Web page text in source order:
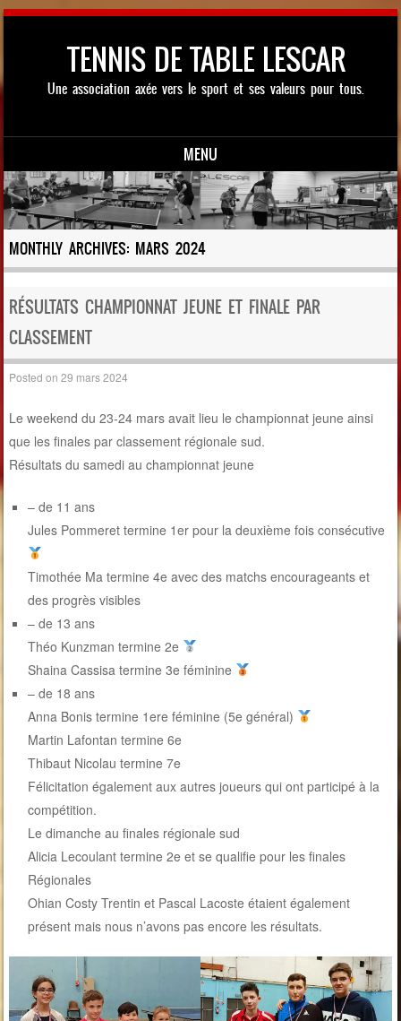
TENNIS DE TABLE LESCAR
Une association axée vers le sport et ses valeurs pour tous.
MENU
Skip to content
MONTHLY ARCHIVES: MARS 2024
RÉSULTATS CHAMPIONNAT JEUNE ET FINALE PAR
CLASSEMENT
Posted on29 mars 2024
Le weekend du 23-24 mars avait lieu le championnat jeune ainsi
que les finales par classement régionale sud.
Résultats du samedi au championnat jeune
– de 11 ans
Jules Pommeret termine 1er pour la deuxième fois consécutive
Timothée Ma termine 4e avec des matchs encourageants et
des progrès visibles
– de 13 ans
Théo Kunzman termine 2e
Shaina Cassisa termine 3e féminine
– de 18 ans
Anna Bonis termine 1ere féminine (5e général)
Martin Lafontan termine 6e
Thibaut Nicolau termine 7e
Félicitation également aux autres joueurs qui ont participé à la
compétition.
Le dimanche au finales régionale sud
Alicia Lecoulant termine 2e et se qualifie pour les finales
Régionales
Ohian Costy Trentin et Pascal Lacoste étaient également
présent mais nous n’avons pas encore les résultats.